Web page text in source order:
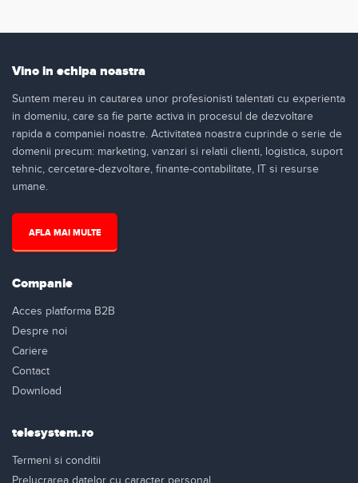
Vino in echipa noastra
Suntem mereu in cautarea unor profesionisti talentati cu experienta
in domeniu, care sa fie parte activa in procesul de dezvoltare
rapida a companiei noastre. Activitatea noastra cuprinde o serie de
domenii precum: marketing, vanzari si relatii clienti, logistica, suport
tehnic, cercetare-dezvoltare, finante-contabilitate, IT si resurse
umane.
AFLA MAI MULTE
Companie
Acces platforma B2B
Despre noi
Cariere
Contact
Download
telesystem.ro
Termeni si conditii